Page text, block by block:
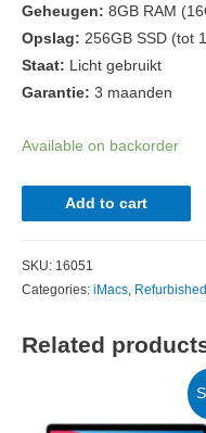
Geheugen: 8GB RAM
Opslag: 256GB SSD (tot
Staat: Licht gebruikt
Garantie: 3 maanden
Available on backorder
21.5-
intel
Add to cart
SKU: 16051
Categories: iMacs, Refurbished
Related